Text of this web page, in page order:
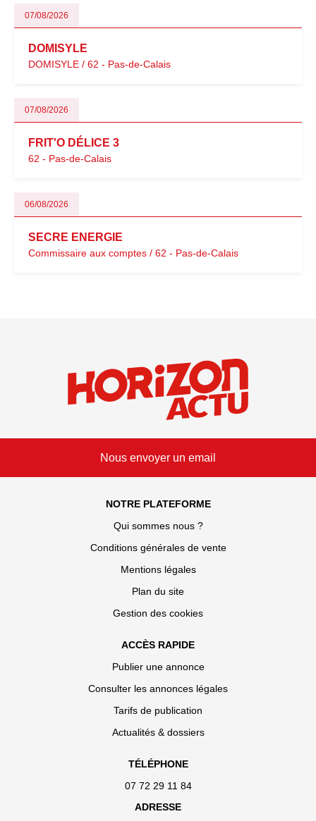
07/08/2026
DOMISYLE
DOMISYLE / 62 - Pas-de-Calais
07/08/2026
FRIT'O DÉLICE 3
62 - Pas-de-Calais
06/08/2026
SECRE ENERGIE
Commissaire aux comptes / 62 - Pas-de-Calais
Nous envoyer un email
NOTRE PLATEFORME
Qui sommes nous ?
Conditions générales de vente
Mentions légales
Plan du site
Gestion des cookies
ACCÈS RAPIDE
Publier une annonce
Consulter les annonces légales
Tarifs de publication
Actualités & dossiers
TÉLÉPHONE
07 72 29 11 84
ADRESSE